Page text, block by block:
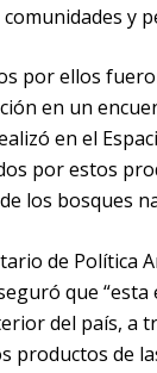
y
por ellos
en un
en el
por estos
los bosques
de Política
que “esta
del país, a
productos de